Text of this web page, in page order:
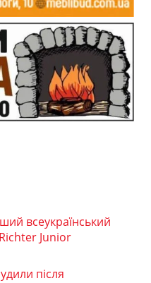
всеукраїнський
Junior
після